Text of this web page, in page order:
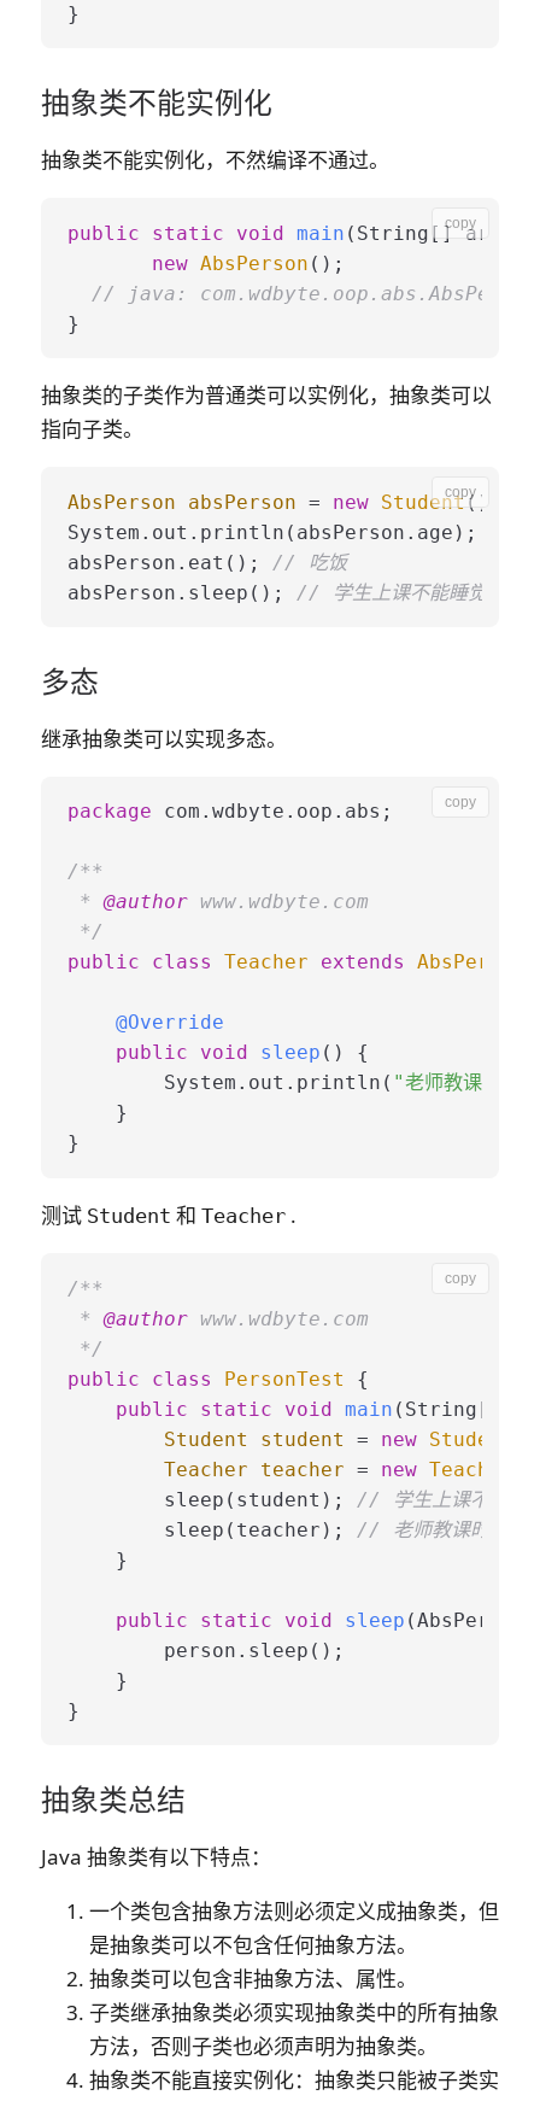
抽象类不能实例化
抽象类不能实例化，不然编译不通过。
public static void main (String[] args)
new AbsPerson ();
// java: com.wdbyte.oop.abs.AbsPerson
copy
抽象类的子类作为普通类可以实例化，抽象类可以
指向子类。
AbsPerson absPerson = new Student();
System.out.println(absPerson.age);
absPerson.eat(); // 吃饭
absPerson.sleep(); // 学生上课不能睡觉
copy
多态
继承抽象类可以实现多态。
package com.wdbyte.oop.abs;
/**
* @author www.wdbyte.com
*/
public
class Teacher extends AbsPerson
@Override
public
void sleep ()
{
        System.out.println(
"老师教课时不
    }
copy
测试 Student 和 Teacher .
/**
* @author www.wdbyte.com
*/
public
class PersonTest {
public
static void main (String[]
Student
student = new Student
Teacher
teacher = new Teacher
        sleep(student);
// 学生上课不能睡
        sleep(teacher);
// 老师教课时不能
    }
public static void sleep (AbsPerson
        person.sleep();
    }
copy
抽象类总结
Java 抽象类有以下特点：
一个类包含抽象方法则必须定义成抽象类，但
是抽象类可以不包含任何抽象方法。
抽象类可以包含非抽象方法、属性。
子类继承抽象类必须实现抽象类中的所有抽象
方法，否则子类也必须声明为抽象类。
抽象类不能直接实例化：抽象类只能被子类实